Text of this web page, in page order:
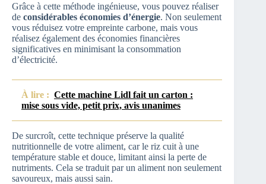
Grâce à cette méthode ingénieuse, vous pouvez réaliser
de considérables économies d’énergie. Non seulement
vous réduisez votre empreinte carbone, mais vous
réalisez également des économies financières
significatives en minimisant la consommation
d’électricité.
À lire : Cette machine Lidl fait un carton :
mise sous vide, petit prix, avis unanimes
De surcroît, cette technique préserve la qualité
nutritionnelle de votre aliment, car le riz cuit à une
température stable et douce, limitant ainsi la perte de
nutriments. Cela se traduit par un aliment non seulement
savoureux, mais aussi sain.